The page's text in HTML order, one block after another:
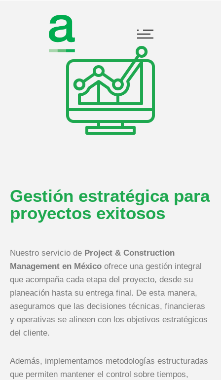
Gestión estratégica para
proyectos exitosos
Nuestro servicio de Project & Construction
Management en México ofrece una gestión integral
que acompaña cada etapa del proyecto, desde su
planeación hasta su entrega final. De esta manera,
aseguramos que las decisiones técnicas, financieras
y operativas se alineen con los objetivos estratégicos
del cliente.
Además, implementamos metodologías estructuradas
que permiten mantener el control sobre tiempos,